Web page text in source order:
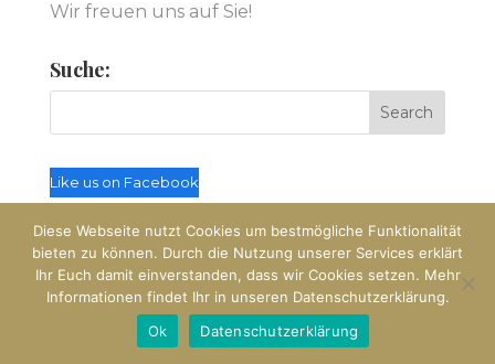
Wir freuen uns auf Sie!
Suche:
Like us on Facebook
© Hochzeit Italien by cometosee.it
Diese Webseite nutzt Cookies um bestmögliche Funktionalität
bieten zu können. Durch die Nutzung unserer Services erklärt
Ihr Euch damit einverstanden, dass wir Cookies setzen. Mehr
Informationen findet Ihr in unseren Datenschutzerklärung.
Ok
Datenschutzerklärung